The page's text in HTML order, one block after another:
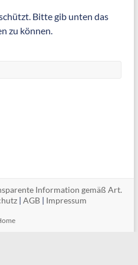
Bitte gib unten das
zu können.
Information gemäß Art.
| AGB| Impressum